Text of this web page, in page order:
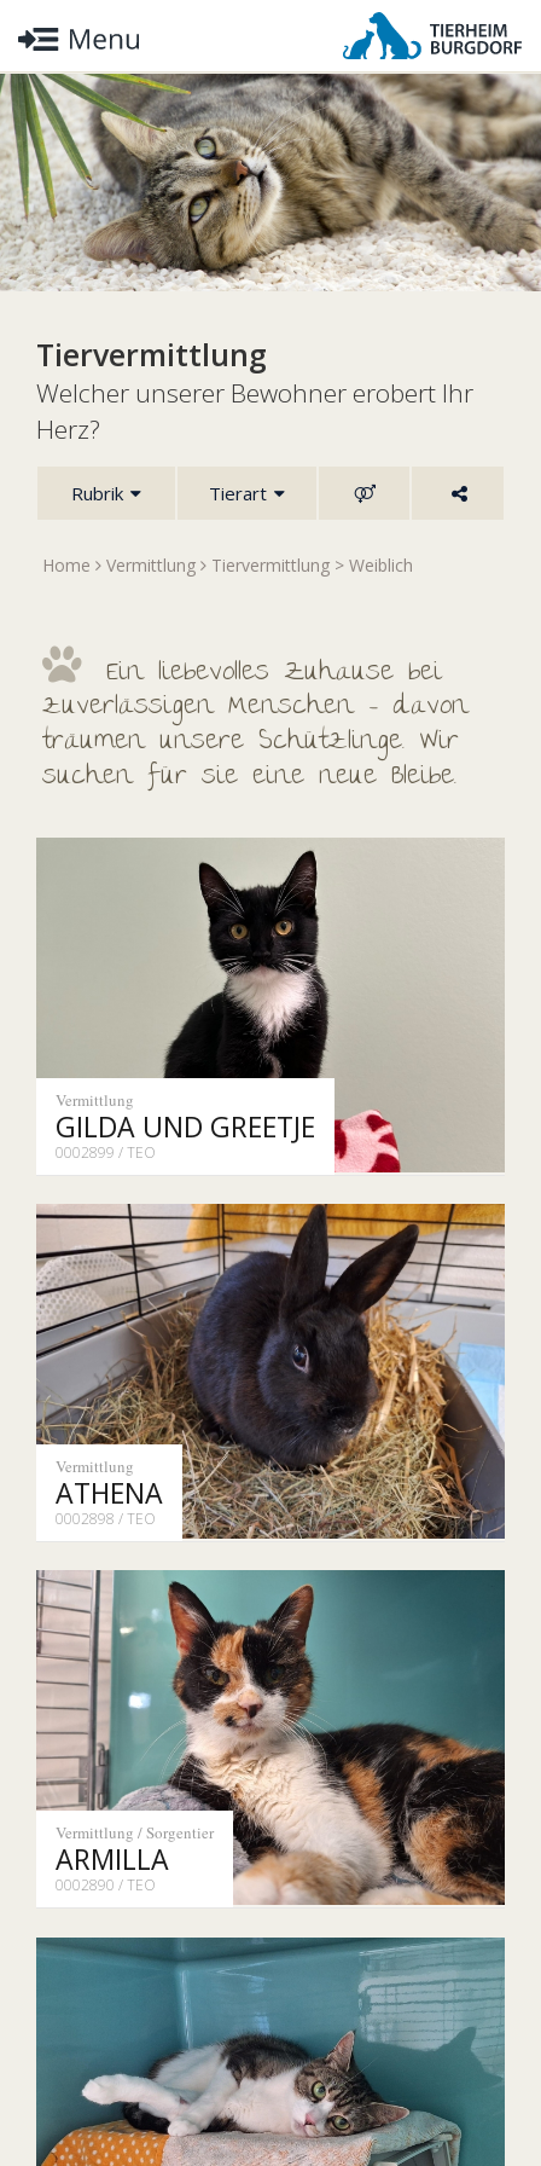
Tiervermittlung
Welcher unserer Bewohner erobert Ihr
Herz?
Rubrik Tierart
Home Vermittlung Tiervermittlung > Weiblich
Ein liebevolles Zuhause bei
zuverlässigen Menschen – davon
träumen unsere Schützlinge. Wir
suchen für sie eine neue Bleibe.
Vermittlung
GILDA UND GREETJE
0002899 / TEO
Vermittlung
ATHENA
0002898 / TEO
Vermittlung / Sorgentier
ARMILLA
0002890 / TEO